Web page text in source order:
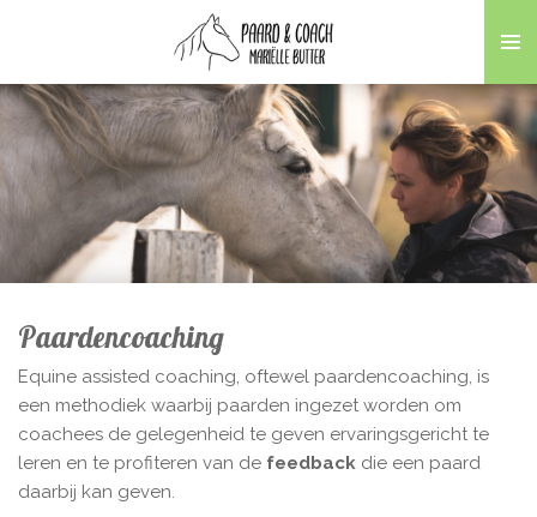
naar
de
hoofdinhoud
Paardencoaching
Equine assisted coaching, oftewel paardencoaching, is
een methodiek waarbij paarden ingezet worden om
coachees de gelegenheid te geven ervarings­gericht te
leren en te profiteren van de feed­back die een paard
daarbij kan geven.